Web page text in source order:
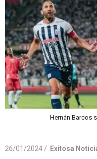
Hernán Barcos
26/01/2024 / Exitosa